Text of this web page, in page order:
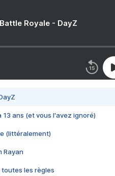
Royale - DayZ
13 ans (et vous l'avez ignoré)
(littéralement)
Rayan
toutes les règles